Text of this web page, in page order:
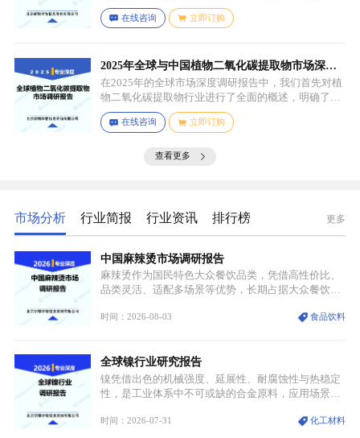
体、扩链剂、低分子量多元醇、助剂等组成，其中，
预聚体是基础原料，决定了聚氨酯棒的基本性能，扩
如增塑剂、填充剂、着色剂、抗氧剂、光稳定剂、阻
燃剂等，可改善材料的加工性能、物理性能和化学性
能等。
在线咨询 立即订购
2025年全球与中国植物二氧化碳提取物市场深度
调研报告：行业趋势与投资前景分析
在2025年的全球市场深度调研报告中，我们首先对植
物二氧化碳提取物行业进行了全面的概述，明确了市
场细分与应用场景。通过对细分产品的定义与特点进
行深入分析，我们揭示了关键应用场景及其客群洞
在线咨询 立即订购
查看更多
市场分析 行业简报 行业资讯 排行榜 更多
中国麻辣烫市场调研报告
麻辣烫作为国民特色大众餐饮品类，凭借高性价比、
品类灵活、适配多场景等优势，长期占据大众餐饮重
型，叠加消费需求升级、线上流量变革、新零售业态
特点，在消费、创业、政策、技术多重驱动下，依旧
具备强劲的发展活力。
时间：2026-08-03 食品饮料
全球镍行业研究报告
镍凭借出色的机械强度、延展性、耐腐蚀性与热稳定
性，是工业体系中不可或缺的合金原料，应用场景横
用价值难以被替代。依托理化优势，镍被全球主要经
时间：2026-07-31 化工材料